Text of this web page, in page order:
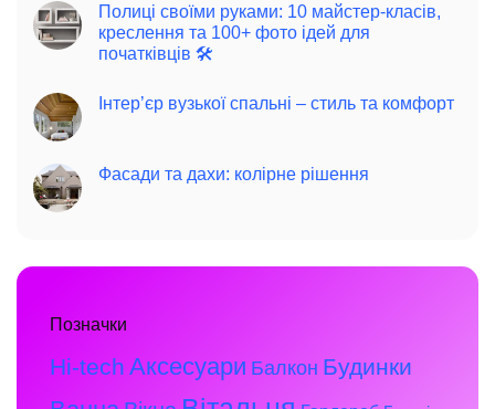
Полиці своїми руками: 10 майстер-класів,
креслення та 100+ фото ідей для
початківців 🛠️
Інтер’єр вузької спальні – стиль та комфорт
Фасади та дахи: колірне рішення
Позначки
Hi-tech Аксесуари Балкон Будинки